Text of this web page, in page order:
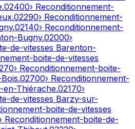
.02400› Reconditionnement-
.02290› Reconditionnement-
.02140› Reconditionnement-
Bugny.02000›
de-vitesses Barenton-
boite-de-vitesses
› Reconditionnement-boite-
.02700› Reconditionnement-
en-Thiérache.02170›
de-vitesses Barzy-sur-
boite-de-vitesses
› Reconditionnement-boite-de-